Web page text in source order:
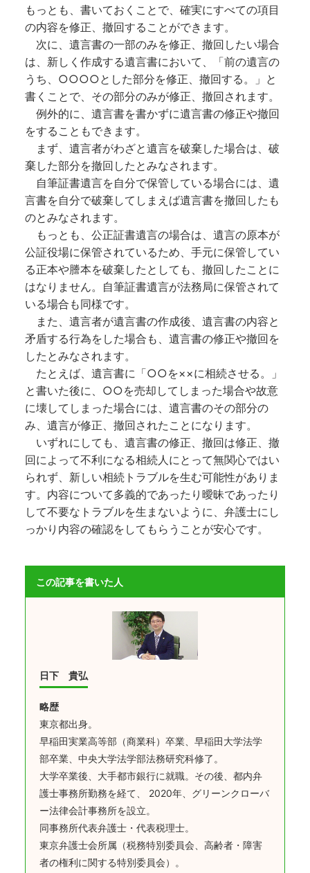
もっとも、書いておくことで、確実にすべての項目
の内容を修正、撤回することができます。
次に、遺言書の一部のみを修正、撤回したい場合
は、新しく作成する遺言書において、「前の遺言の
うち、○○○○とした部分を修正、撤回する。」と
書くことで、その部分のみが修正、撤回されます。
例外的に、遺言書を書かずに遺言書の修正や撤回
をすることもできます。
まず、遺言者がわざと遺言を破棄した場合は、破
棄した部分を撤回したとみなされます。
自筆証書遺言を自分で保管している場合には、遺
言書を自分で破棄してしまえば遺言書を撤回したも
のとみなされます。
もっとも、公正証書遺言の場合は、遺言の原本が
公証役場に保管されているため、手元に保管してい
る正本や謄本を破棄したとしても、撤回したことに
はなりません。自筆証書遺言が法務局に保管されて
いる場合も同様です。
また、遺言者が遺言書の作成後、遺言書の内容と
矛盾する行為をした場合も、遺言書の修正や撤回を
したとみなされます。
たとえば、遺言書に「○○を××に相続させる。」
と書いた後に、○○を売却してしまった場合や故意
に壊してしまった場合には、遺言書のその部分の
み、遺言が修正、撤回されたことになります。
いずれにしても、遺言書の修正、撤回は修正、撤
回によって不利になる相続人にとって無関心ではい
られず、新しい相続トラブルを生む可能性がありま
す。内容について多義的であったり曖昧であったり
して不要なトラブルを生まないように、弁護士にし
っかり内容の確認をしてもらうことが安心です。
この記事を書いた人
日下 貴弘
略歴
東京都出身。
早稲田実業高等部（商業科）卒業、早稲田大学法学
部卒業、中央大学法学部法務研究科修了。
大学卒業後、大手都市銀行に就職。その後、都内弁
護士事務所勤務を経て、 2020年、グリーンクローバ
ー法律会計事務所を設立。
同事務所代表弁護士・代表税理士。
東京弁護士会所属（税務特別委員会、高齢者・障害
者の権利に関する特別委員会）。